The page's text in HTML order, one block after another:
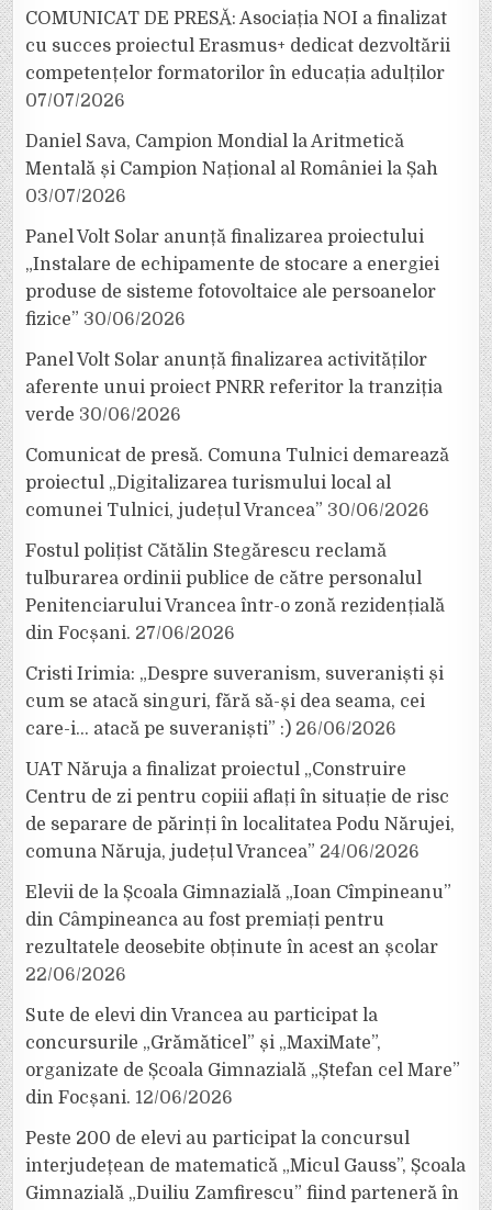
COMUNICAT DE PRESĂ: Asociația NOI a finalizat
cu succes proiectul Erasmus+ dedicat dezvoltării
competențelor formatorilor în educația adulților
07/07/2026
Daniel Sava, Campion Mondial la Aritmetică
Mentală și Campion Național al României la Șah
03/07/2026
Panel Volt Solar anunță finalizarea proiectului
„Instalare de echipamente de stocare a energiei
produse de sisteme fotovoltaice ale persoanelor
fizice” 30/06/2026
Panel Volt Solar anunță finalizarea activităților
aferente unui proiect PNRR referitor la tranziția
verde 30/06/2026
Comunicat de presă. Comuna Tulnici demarează
proiectul „Digitalizarea turismului local al
comunei Tulnici, județul Vrancea” 30/06/2026
Fostul polițist Cătălin Stegărescu reclamă
tulburarea ordinii publice de către personalul
Penitenciarului Vrancea într-o zonă rezidențială
din Focșani. 27/06/2026
Cristi Irimia: „Despre suveranism, suveraniști și
cum se atacă singuri, fără să-și dea seama, cei
care-i… atacă pe suveraniști” :) 26/06/2026
UAT Năruja a finalizat proiectul „Construire
Centru de zi pentru copiii aflați în situație de risc
de separare de părinți în localitatea Podu Nărujei,
comuna Năruja, județul Vrancea” 24/06/2026
Elevii de la Școala Gimnazială „Ioan Cîmpineanu”
din Câmpineanca au fost premiați pentru
rezultatele deosebite obținute în acest an școlar
22/06/2026
Sute de elevi din Vrancea au participat la
concursurile „Grămăticel” și „MaxiMate”,
organizate de Școala Gimnazială „Ștefan cel Mare”
din Focșani. 12/06/2026
Peste 200 de elevi au participat la concursul
interjudețean de matematică „Micul Gauss”, Școala
Gimnazială „Duiliu Zamfirescu” fiind parteneră în